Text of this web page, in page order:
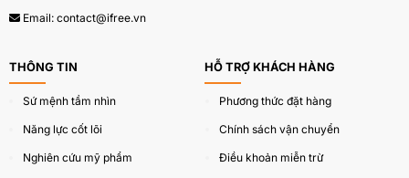
Email: contact@ifree.vn
THÔNG TIN
Sứ mệnh tầm nhìn
Năng lực cốt lõi
Nghiên cứu mỹ phẩm
HỖ TRỢ KHÁCH HÀNG
Phương thức đặt hàng
Chính sách vận chuyển
Điều khoản miễn trừ